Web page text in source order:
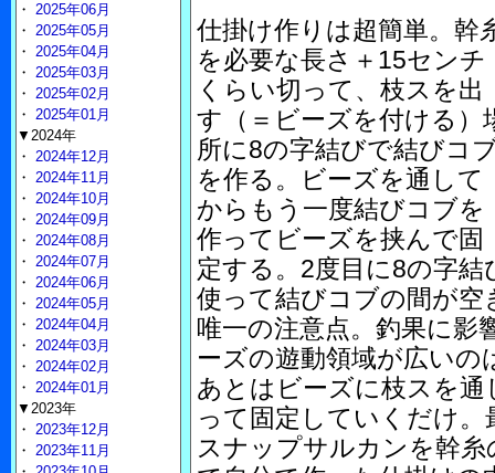
仕掛け作りは超簡単。幹
を必要な長さ＋15センチ
くらい切って、枝スを出
す（＝ビーズを付ける）
所に8の字結びで結びコ
を作る。ビーズを通して
からもう一度結びコブを
作ってビーズを挟んで固
定する。2度目に8の字
使って結びコブの間が
唯一の注意点。釣果に影
ーズの遊動領域が広い
あとはビーズに枝スを
って固定していくだけ
スナップサルカンを幹
・ 2025年06月
・ 2025年05月
・ 2025年04月
・ 2025年03月
・ 2025年02月
・ 2025年01月
▼2024年
・ 2024年12月
・ 2024年11月
・ 2024年10月
・ 2024年09月
・ 2024年08月
・ 2024年07月
・ 2024年06月
・ 2024年05月
・ 2024年04月
・ 2024年03月
・ 2024年02月
・ 2024年01月
▼2023年
・ 2023年12月
・ 2023年11月